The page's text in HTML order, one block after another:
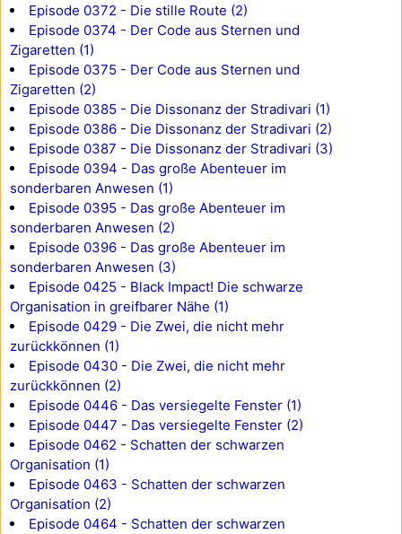
Episode 0372 - Die stille Route (2)
Episode 0374 - Der Code aus Sternen und
Zigaretten (1)
Episode 0375 - Der Code aus Sternen und
Zigaretten (2)
Episode 0385 - Die Dissonanz der Stradivari (1)
Episode 0386 - Die Dissonanz der Stradivari (2)
Episode 0387 - Die Dissonanz der Stradivari (3)
Episode 0394 - Das große Abenteuer im
sonderbaren Anwesen (1)
Episode 0395 - Das große Abenteuer im
sonderbaren Anwesen (2)
Episode 0396 - Das große Abenteuer im
sonderbaren Anwesen (3)
Episode 0425 - Black Impact! Die schwarze
Organisation in greifbarer Nähe (1)
Episode 0429 - Die Zwei, die nicht mehr
zurückkönnen (1)
Episode 0430 - Die Zwei, die nicht mehr
zurückkönnen (2)
Episode 0446 - Das versiegelte Fenster (1)
Episode 0447 - Das versiegelte Fenster (2)
Episode 0462 - Schatten der schwarzen
Organisation (1)
Episode 0463 - Schatten der schwarzen
Organisation (2)
Episode 0464 - Schatten der schwarzen